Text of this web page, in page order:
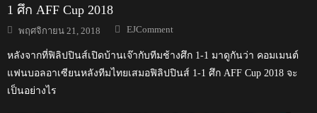
1 ศึก AFF Cup 2018
Posted
on
พฤศจิกายน 21, 2018 Author
EJComment
หลังจากที่ฟิลิปปินส์เปิดบ้านเจ๊ากับทีมช้างศึก 1-1 มาดูกันว่า คอมเมนต์
แฟนบอลอาเซียนหลังทีมไทยเสมอฟิลิปปินส์ 1-1 ศึก AFF Cup 2018 จะ
เป็นอย่างไร